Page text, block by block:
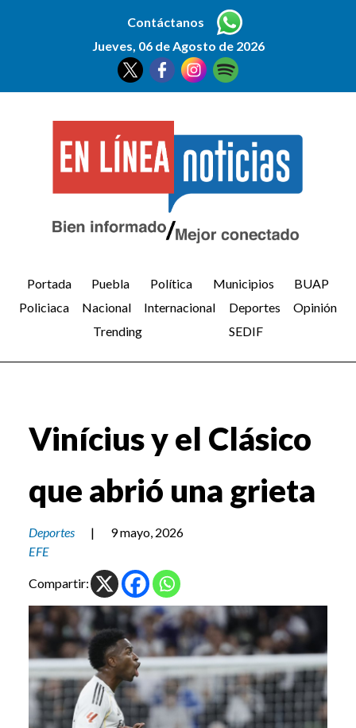
Contáctanos
Jueves, 06 de Agosto de 2026
Portada Puebla Política Municipios
BUAP
Policiaca
Nacional Internacional Deportes
Opinión
Trending
SEDIF
Vinícius y el Clásico
que abrió una grieta
Deportes |
9 mayo, 2026
EFE
Compartir: